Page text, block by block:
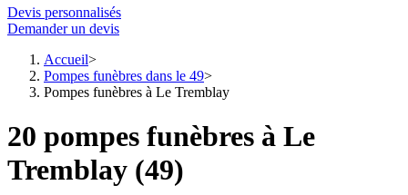
Devis personnalisés
Demander un devis
Accueil
Pompes funèbres dans le 49
Pompes funèbres à Le Tremblay
20 pompes funèbres à Le
Tremblay (49)